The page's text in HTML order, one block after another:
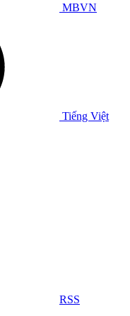
MBVN
Tiếng Việt
RSS